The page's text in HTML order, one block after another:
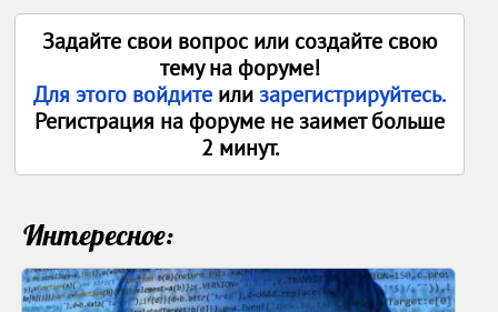
Задайте свои вопрос или создайте свою
тему на форуме!
Для этого войдите илизарегистрируйтесь.
Регистрация на форуме не заимет больше
2 минут.
Интересное: